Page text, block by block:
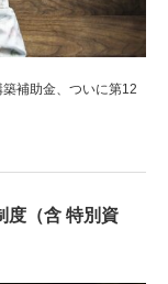
補助金、ついに第12
度（含 特別資